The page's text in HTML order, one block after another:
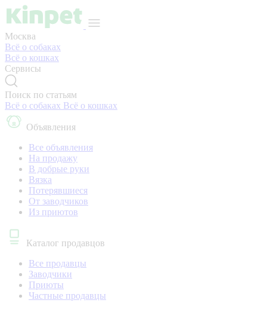
Москва
Всё о собаках
Всё о кошках
Сервисы
Поиск по статьям
Всё о собаках Всё о кошках
Объявления
Все объявления
На продажу
В добрые руки
Вязка
Потерявшиеся
От заводчиков
Из приютов
Каталог продавцов
Все продавцы
Заводчики
Приюты
Частные продавцы